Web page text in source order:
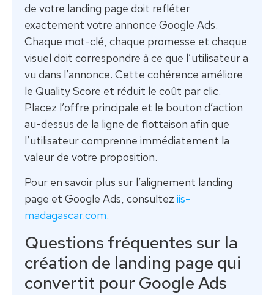
de votre landing page doit refléter
exactement votre annonce Google Ads.
Chaque mot-clé, chaque promesse et chaque
visuel doit correspondre à ce que l’utilisateur a
vu dans l’annonce. Cette cohérence améliore
le Quality Score et réduit le coût par clic.
Placez l’offre principale et le bouton d’action
au-dessus de la ligne de flottaison afin que
l’utilisateur comprenne immédiatement la
valeur de votre proposition.
Pour en savoir plus sur l’alignement landing
page et Google Ads, consultez iis-
madagascar.com.
Questions fréquentes sur la
création de landing page qui
convertit pour Google Ads